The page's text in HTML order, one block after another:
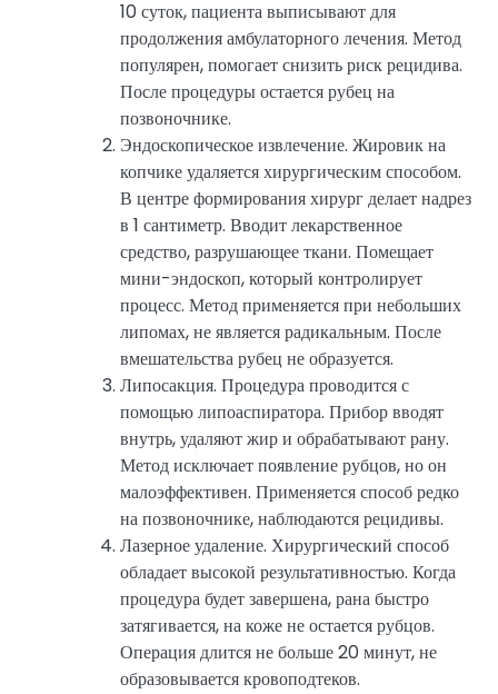
10 суток, пациента выписывают для
продолжения амбулаторного лечения. Метод
популярен, помогает снизить риск рецидива.
После процедуры остается рубец на
позвоночнике.
Эндоскопическое извлечение. Жировик на
копчике удаляется хирургическим способом.
В центре формирования хирург делает надрез
в 1 сантиметр. Вводит лекарственное
средство, разрушающее ткани. Помещает
мини-эндоскоп, который контролирует
процесс. Метод применяется при небольших
липомах, не является радикальным. После
вмешательства рубец не образуется.
Липосакция. Процедура проводится с
помощью липоаспиратора. Прибор вводят
внутрь, удаляют жир и обрабатывают рану.
Метод исключает появление рубцов, но он
малоэффективен. Применяется способ редко
на позвоночнике, наблюдаются рецидивы.
Лазерное удаление. Хирургический способ
обладает высокой результативностью. Когда
процедура будет завершена, рана быстро
затягивается, на коже не остается рубцов.
Операция длится не больше 20 минут, не
образовывается кровоподтеков.